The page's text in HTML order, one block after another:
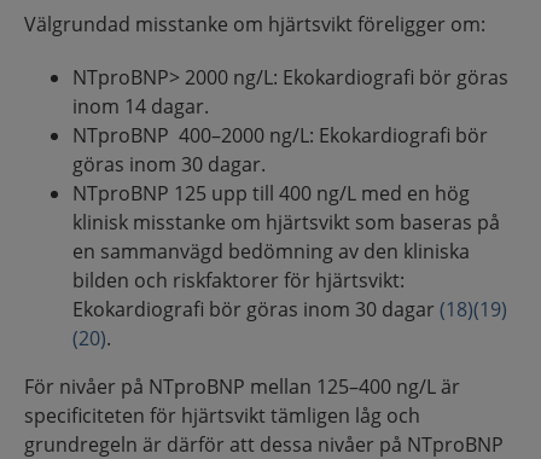
Välgrundad misstanke om hjärtsvikt föreligger om:
NTproBNP> 2000 ng/L: Ekokardiografi bör göras
inom 14 dagar.
NTproBNP 400–2000 ng/L: Ekokardiografi bör
göras inom 30 dagar.
NTproBNP 125 upp till 400 ng/L med en hög
klinisk misstanke om hjärtsvikt som baseras på
en sammanvägd bedömning av den kliniska
bilden och riskfaktorer för hjärtsvikt:
Ekokardiografi bör göras inom 30 dagar (18)(19)
(20).
För nivåer på NTproBNP mellan 125–400 ng/L är
specificiteten för hjärtsvikt tämligen låg och
grundregeln är därför att dessa nivåer på NTproBNP